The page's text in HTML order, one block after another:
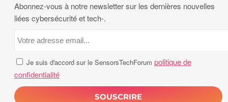
Abonnez-vous à notre newsletter sur les dernières nouvelles
liées cybersécurité et tech-.
Je suis d'accord sur le SensorsTechForum politique de
confidentialité